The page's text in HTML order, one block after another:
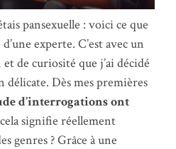
pansexuelle : voici ce que
experte. C’est avec un
de curiosité que j’ai décidé
délicate. Dès mes premières
d’interrogations ont
signifie réellement
genres ? Grâce à une